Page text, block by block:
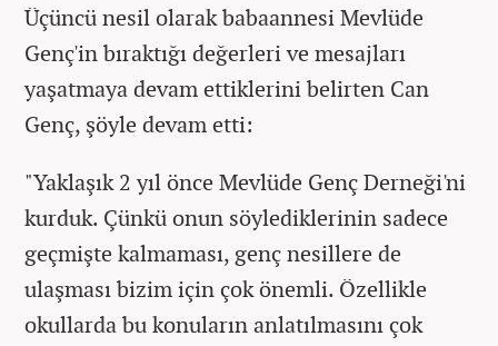
Üçüncü nesil olarak babaannesi Mevlüde
Genç'in bıraktığı değerleri ve mesajları
yaşatmaya devam ettiklerini belirten Can
Genç, şöyle devam etti:
"Yaklaşık 2 yıl önce Mevlüde Genç Derneği'ni
kurduk. Çünkü onun söylediklerinin sadece
geçmişte kalmaması, genç nesillere de
ulaşması bizim için çok önemli. Özellikle
okullarda bu konuların anlatılmasını çok